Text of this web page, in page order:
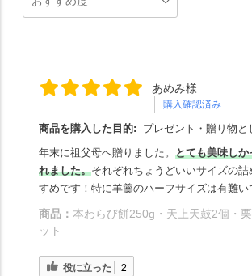
あめみ様
購入確認済み
商品を購入した目的:
プレゼント・贈り物と
年末に祖父母へ贈りました。 とても美味し
れました。それぞれちょうどいいサイズの詰
すめです！特に羊羹のハーフサイズは有難い
商品： 本わらび餅250g・天上天鼓2個・
ット
役に立った 2